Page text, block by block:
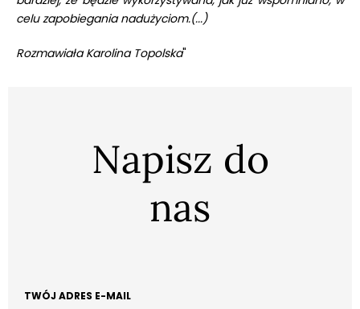
celu zapobiegania nadużyciom.(...)
Rozmawiała Karolina Topolska"
Napisz do
nas
TWÓJ ADRES E-MAIL